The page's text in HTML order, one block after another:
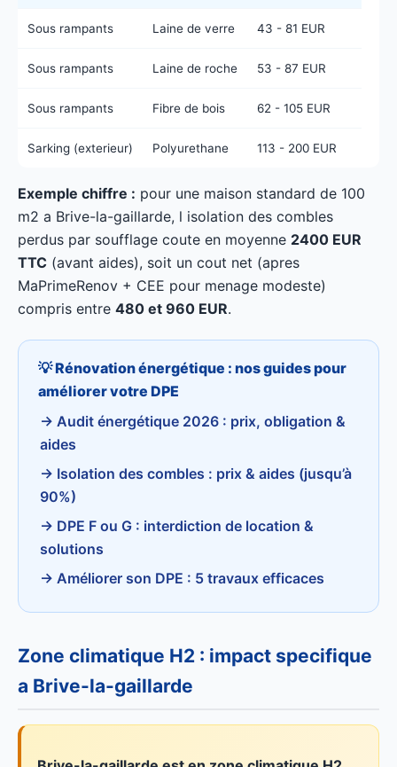
Sous rampants Laine de verre 43 - 81 EUR
Sous rampants Laine de roche 53 - 87 EUR
Sous rampants Fibre de bois 62 - 105 EUR
Sarking (exterieur) Polyurethane 113 - 200 EUR
Exemple chiffre : pour une maison standard de 100
m2 a Brive-la-gaillarde, l isolation des combles
perdus par soufflage coute en moyenne 2400 EUR
TTC (avant aides), soit un cout net (apres
MaPrimeRenov + CEE pour menage modeste)
compris entre 480 et 960 EUR.
💡 Rénovation énergétique : nos guides pour
améliorer votre DPE
→ Audit énergétique 2026 : prix, obligation &
aides
→ Isolation des combles : prix & aides (jusqu’à
90%)
→ DPE F ou G : interdiction de location &
solutions
→ Améliorer son DPE : 5 travaux efficaces
Zone climatique H2 : impact specifique
a Brive-la-gaillarde